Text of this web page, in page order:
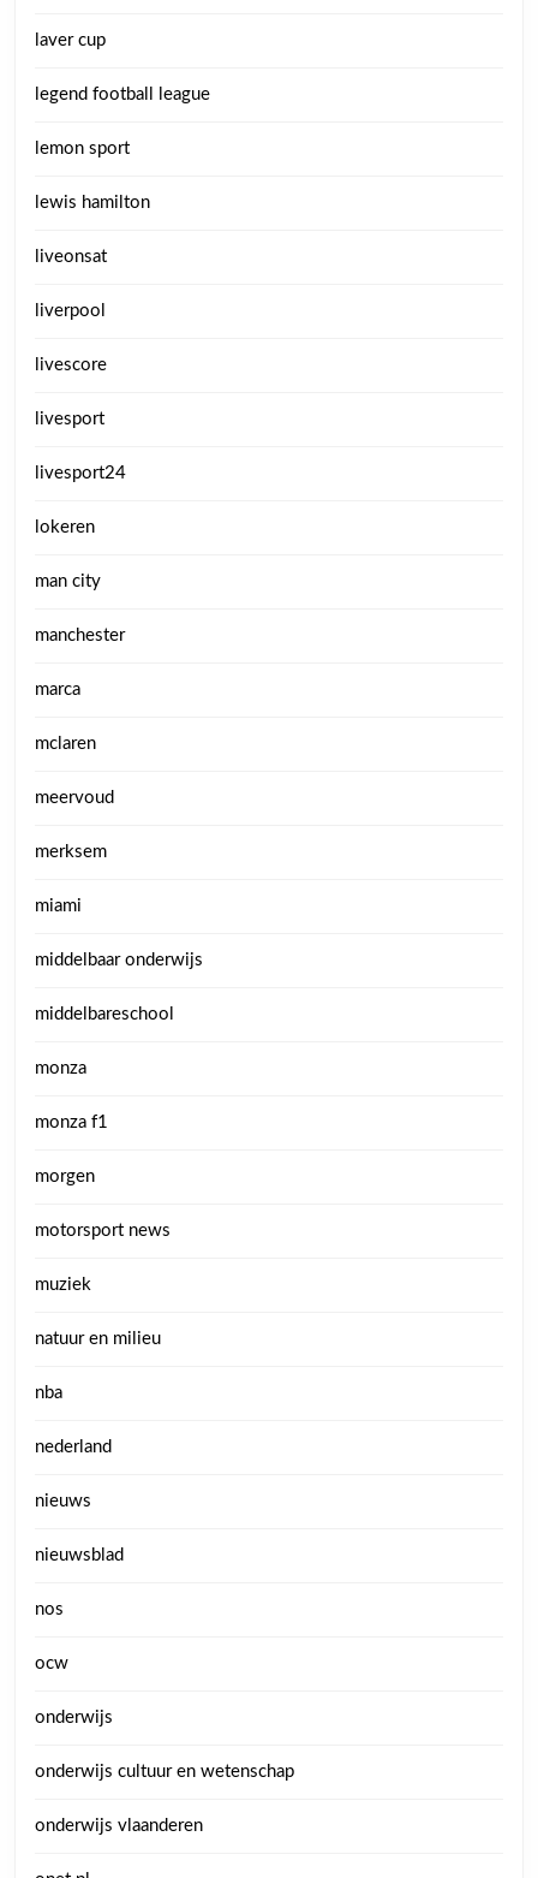
laver cup
legend football league
lemon sport
lewis hamilton
liveonsat
liverpool
livescore
livesport
livesport24
lokeren
man city
manchester
marca
mclaren
meervoud
merksem
miami
middelbaar onderwijs
middelbareschool
monza
monza f1
morgen
motorsport news
muziek
natuur en milieu
nba
nederland
nieuws
nieuwsblad
nos
ocw
onderwijs
onderwijs cultuur en wetenschap
onderwijs vlaanderen